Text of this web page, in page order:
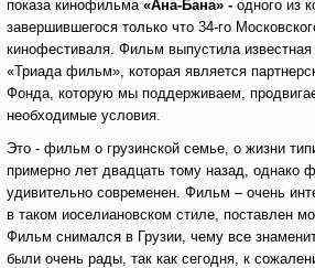
показа кинофильма «Ана-Бана» - одного из
завершившегося только что 34-го
кинофестиваля. Фильм выпустила известная
«Триада фильм», которая является
Фонда, которую мы поддерживаем,
необходимые условия.
Это - фильм о грузинской семье, о жизни
примерно лет двадцать тому назад, однако
удивительно современен. Фильм – очень
в таком иоселиановском стиле, поставлен
Фильм снимался в Грузии, чему все
были очень рады, так как сегодня, к